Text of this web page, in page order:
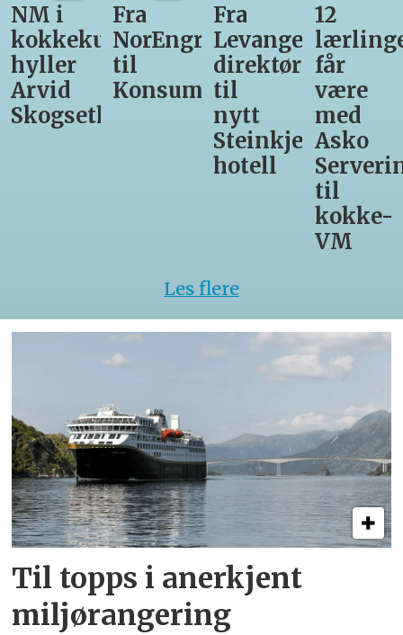
Fra
NorEngros
til
Konsumgruppen
Fra
Levanger-
direktør
til
Steinkjer-
12
lærlinger
får
være
med
Asko
Servering
Fra
til
Matprat
Les flere
Til topps i anerkjent
miljørangering